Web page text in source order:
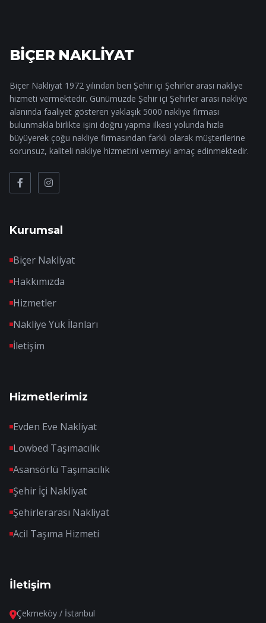
BİÇER NAKLİYAT
Biçer Nakliyat 1972 yılından beri Şehir içi Şehirler arası nakliye
hizmeti vermektedir. Günümüzde Şehir içi Şehirler arası nakliye
alanında faaliyet gösteren yaklaşık 5000 nakliye firması
bulunmakla birlikte işini doğru yapma ilkesi yolunda hızla
büyüyerek çoğu nakliye firmasından farklı olarak müşterilerine
sorunsuz, kaliteli nakliye hizmetini vermeyi amaç edinmektedir.
Kurumsal
Biçer Nakliyat
Hakkımızda
Hizmetler
Nakliye Yük İlanları
İletişim
Hizmetlerimiz
Evden Eve Nakliyat
Lowbed Taşımacılık
Asansörlü Taşımacılık
Şehir İçi Nakliyat
Şehirlerarası Nakliyat
Acil Taşıma Hizmeti
İletişim
Çekmeköy / İstanbul